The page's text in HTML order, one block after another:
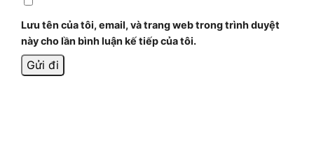
Lưu tên của tôi, email, và trang web trong trình duyệt
này cho lần bình luận kế tiếp của tôi.